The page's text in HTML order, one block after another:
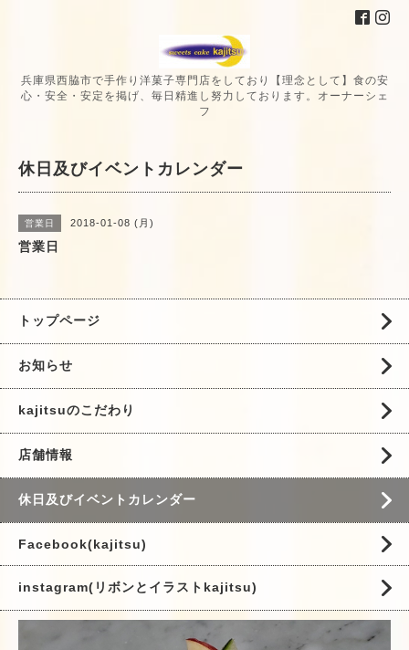
兵庫県西脇市で手作り洋菓子専門店をしており【理念として】食の安
心・安全・安定を掲げ、毎日精進し努力しております。オーナーシェ
フ
休日及びイベントカレンダー
営業日 2018-01-08 (月)
営業日
トップページ
お知らせ
kajitsuのこだわり
店舗情報
休日及びイベントカレンダー
Facebook(kajitsu)
instagram(リボンとイラストkajitsu)